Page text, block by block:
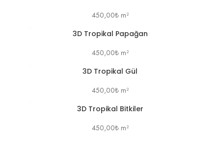
450,00₺m²
3D Tropikal Papağan
450,00₺m²
3D Tropikal Gül
450,00₺m²
3D Tropikal Bitkiler
450,00₺m²